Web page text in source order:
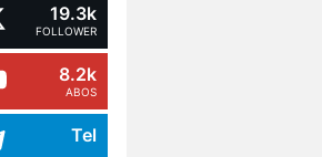
19.3k
FOLLOWER
8.2k
ABOS
Tel